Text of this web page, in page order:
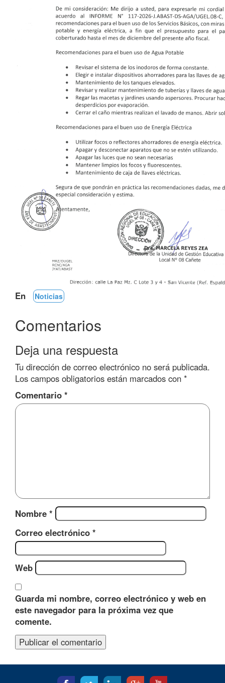
En Noticias
Comentarios
Deja una respuesta
Tu dirección de correo electrónico no será publicada.
Los campos obligatorios están marcados con *
Comentario *
Nombre *
Correo electrónico *
Web
Guarda mi nombre, correo electrónico y web en
este navegador para la próxima vez que
comente.